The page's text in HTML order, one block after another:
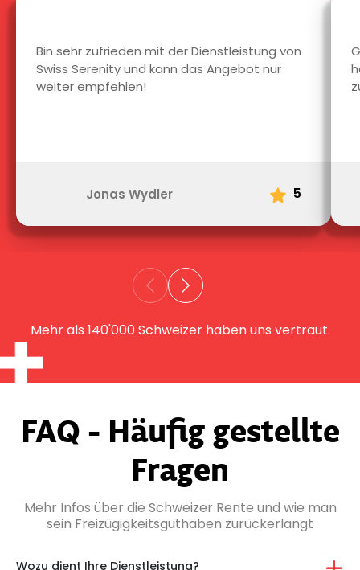
Bin sehr zufrieden mit der Dienstleistung von
Swiss Serenity und kann das Angebot nur
weiter empfehlen!
Jonas Wydler 5
Mehr als 140'000 Schweizer haben uns vertraut.
FAQ - Häufig gestellte
Fragen
Mehr Infos über die Schweizer Rente und wie man
sein Freizügigkeitsguthaben zurückerlangt
Wozu dient Ihre Dienstleistung?